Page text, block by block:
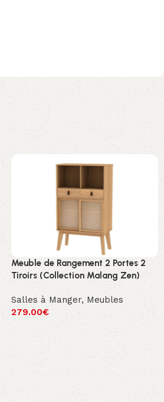
Meuble de Rangement 2 Portes 2
Tiroirs (Collection Malang Zen)
Salles à Manger, Meubles
279.00€